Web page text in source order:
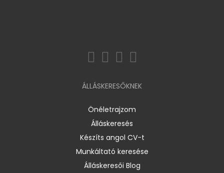
ÁLLÁSKERESŐKNEK
Önéletrajzom
Álláskeresés
Készíts angol CV-t
Munkáltató keresése
Álláskeresői Blog